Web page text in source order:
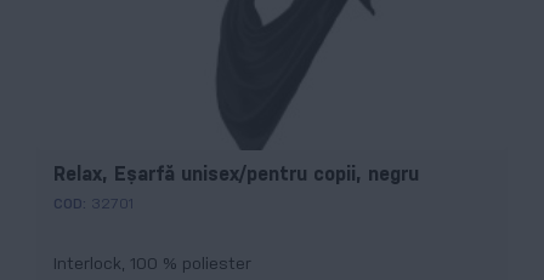
Relax, Eşarfă unisex/pentru copii, negru
COD: 32701
Interlock, 100 % poliester